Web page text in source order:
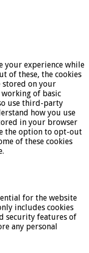
your experience while
of these, the cookies
stored on your
of basic
use third-party
how you use
in your browser
the option to opt-out
of these cookies
for the website
includes cookies
security features of
any personal